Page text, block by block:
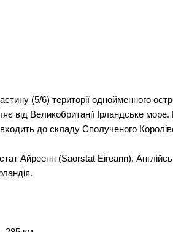
(5/6) території однойменного
від Великобританії Ірландське
до складу Сполученого
Айреенн (Saorstat Eireann).